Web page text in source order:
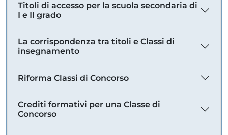
Titoli di accesso per la scuola secondaria di
I e II grado
La corrispondenza tra titoli e Classi di
insegnamento
Riforma Classi di Concorso
Crediti formativi per una Classe di
Concorso